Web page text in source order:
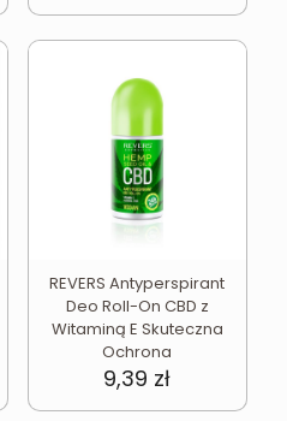
REVERS Antyperspirant
Deo Roll-On CBD z
Witaminą E Skuteczna
Ochrona
9,39 zł